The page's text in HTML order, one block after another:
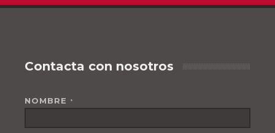
Contacta con nosotros
NOMBRE *